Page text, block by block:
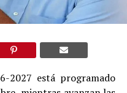
2027 está programado